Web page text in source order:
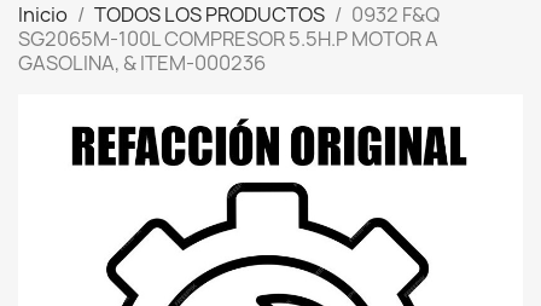
Inicio TODOS LOS PRODUCTOS
0932 F&Q
SG2065M-100L COMPRESOR 5.5H.P MOTOR A
GASOLINA, & ITEM-000236